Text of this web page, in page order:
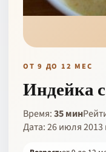
ОТ 9 ДО 12 МЕС
Индейка
Время:35 мин
Дата: 26 июля 2013